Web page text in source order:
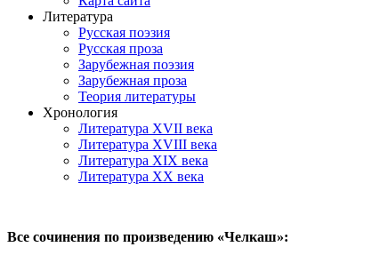
Литература
Русская поэзия
Русская проза
Зарубежная поэзия
Зарубежная проза
Теория литературы
Хронология
Литература XVII века
Литература XVIII века
Литература XIX века
Литература XX века
Все сочинения по произведению «Челкаш»: